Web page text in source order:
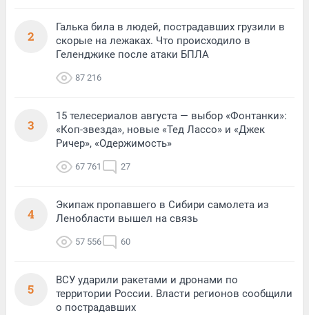
2
Галька била в людей, пострадавших грузили в
скорые на лежаках. Что происходило в
Геленджике после атаки БПЛА
87 216
3
15 телесериалов августа — выбор «Фонтанки»:
«Коп-звезда», новые «Тед Лассо» и «Джек
Ричер», «Одержимость»
67 761 27
4
Экипаж пропавшего в Сибири самолета из
Ленобласти вышел на связь
57 556 60
5
ВСУ ударили ракетами и дронами по
территории России. Власти регионов сообщили
о пострадавших